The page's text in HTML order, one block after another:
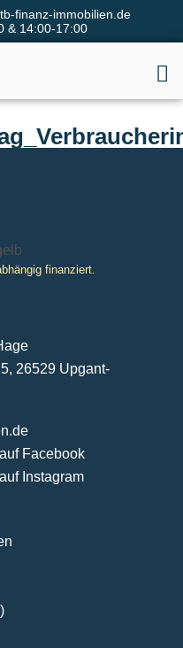
finanz-immobilien.de
& 14:00-17:00
finanziert.
26529 Upgant-
Facebook
Instagram